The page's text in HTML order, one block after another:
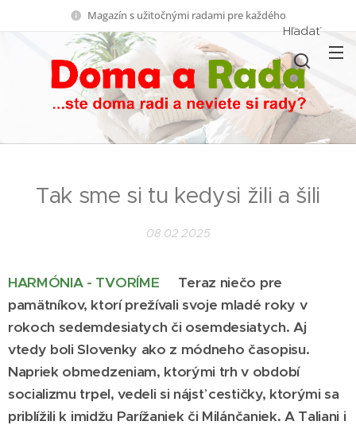
Magazín s užitočnými radami pre každého
Hľadať
Tak sme si tu kedysi žili a šili
08.02.2025
HARMÓNIA - TVORÍME
Teraz niečo pre
pamätníkov, ktorí prežívali svoje mladé roky v
rokoch sedemdesiatych či osemdesiatych. Aj
vtedy boli Slovenky ako z módneho časopisu.
Napriek obmedzeniam, ktorými trh v období
socializmu trpel, vedeli si nájsť cestičky, ktorými sa
priblížili k imidžu Parížaniek či Milánčaniek. A Taliani i